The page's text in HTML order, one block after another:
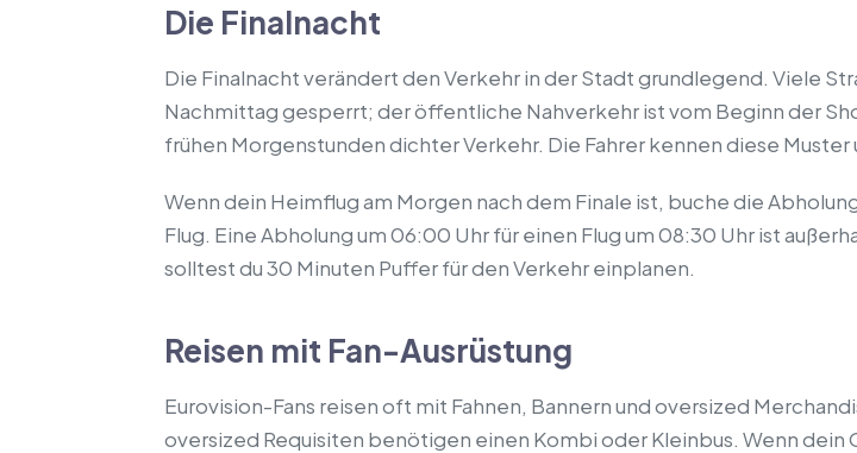
Die Finalnacht
Die Finalnacht verändert den Verkehr in der Stadt grundlegend. Viele
Nachmittag gesperrt; der öffentliche Nahverkehr ist vom Beginn der
frühen Morgenstunden dichter Verkehr. Die Fahrer kennen diese Muster
Wenn dein Heimflug am Morgen nach dem Finale ist, buche die
Flug. Eine Abholung um 06:00 Uhr für einen Flug um 08:30 Uhr ist
solltest du 30 Minuten Puffer für den Verkehr einplanen.
Reisen mit Fan-Ausrüstung
Eurovision-Fans reisen oft mit Fahnen, Bannern und oversized
oversized Requisiten benötigen einen Kombi oder Kleinbus. Wenn